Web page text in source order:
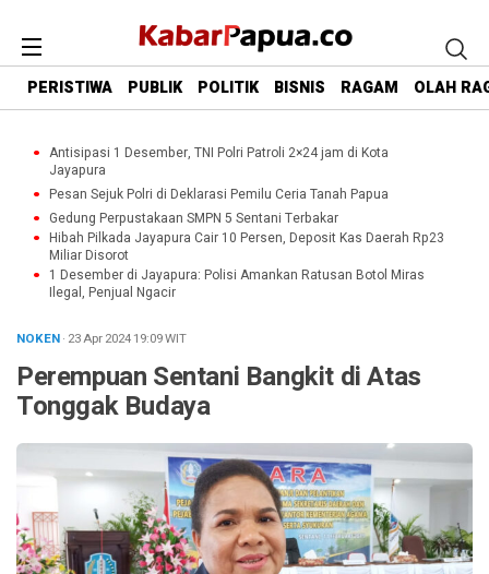
PERISTIWA PUBLIK POLITIK BISNIS RAGAM OLAH
Antisipasi 1 Desember, TNI Polri Patroli 2×24 jam di Kota
Jayapura
Pesan Sejuk Polri di Deklarasi Pemilu Ceria Tanah Papua
Gedung Perpustakaan SMPN 5 Sentani Terbakar
Hibah Pilkada Jayapura Cair 10 Persen, Deposit Kas Daerah Rp23
Miliar Disorot
1 Desember di Jayapura: Polisi Amankan Ratusan Botol Miras
Ilegal, Penjual Ngacir
NOKEN· 23 Apr 202419:09WIT
Perempuan Sentani Bangkit di Atas
Tonggak Budaya